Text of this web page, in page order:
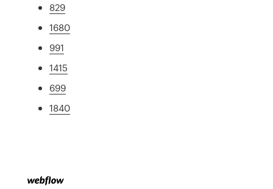
829
1680
991
1415
699
1840